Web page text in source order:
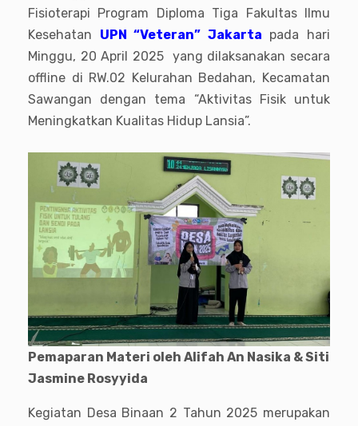
Fisioterapi Program Diploma Tiga Fakultas Ilmu
Kesehatan UPN “Veteran” Jakarta pada hari
Minggu, 20 April 2025 yang dilaksanakan secara
offline di RW.02 Kelurahan Bedahan, Kecamatan
Sawangan dengan tema “Aktivitas Fisik untuk
Meningkatkan Kualitas Hidup Lansia”.
Pemaparan Materi oleh Alifah An Nasika & Siti
Jasmine Rosyyida
Kegiatan Desa Binaan 2 Tahun 2025 merupakan